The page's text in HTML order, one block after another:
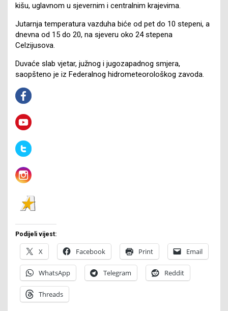
kišu, uglavnom u sjevernim i centralnim krajevima.
Jutarnja temperatura vazduha biće od pet do 10 stepeni, a
dnevna od 15 do 20, na sjeveru oko 24 stepena
Celzijusova.
Duvaće slab vjetar, južnog i jugozapadnog smjera,
saopšteno je iz Federalnog hidrometeorološkog zavoda.
Podijeli vijest:
X Facebook Print Email
WhatsApp Telegram Reddit
Threads